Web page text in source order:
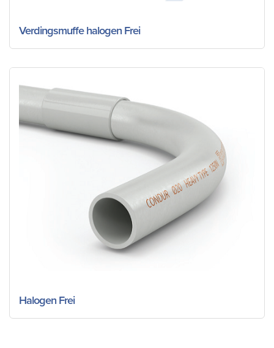
Verdingsmuffe halogen Frei
Halogen Frei